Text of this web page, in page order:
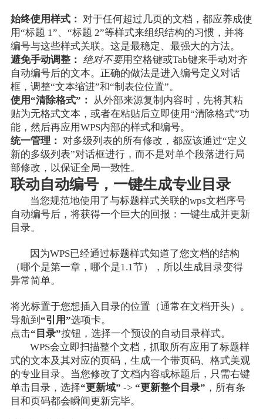
始终使用样式： 对于任何超过几页的文档，都应养成使
用“标题 1”、“标题 2”等样式来组织结构的习惯，并将
编号与这些样式关联。这是最稳定、最强大的方法。
避免手动调整： 绝对不要用空格键或Tab键来手动对齐
自动编号后的文本。正确的做法是进入编号定义对话
框，调整“文本缩进”和“制表位位置”。
使用“清除格式”： 从外部来源复制内容时，先将其粘
贴为无格式文本，或者在粘贴后立即使用“清除格式”功
能，然后再应用WPS内部的样式和编号。
统一管理： 对多级列表的所有修改，都应该通过“定义
新的多级列表”对话框进行，而不是对单个段落进行局
部修改，以保证全局一致性。
联动自动编号，一键生成专业目录
当您规范地使用了与标题样式关联的wps文档序号
自动编号后，将获得一个巨大的回报：一键生成并更新
目录。
因为WPS已经通过标题样式知道了您文档的结构
（哪个是第一章，哪个是1.1节），所以生成目录变得
异常简单。
将光标置于您想插入目录的位置（通常在文档开头）。
导航到 “引用”选项卡。
点击“目录”按钮，选择一个预设的自动目录样式。
WPS会立即扫描整个文档，抓取所有应用了标题样
式的文本及其对应的页码，生成一个带页码、格式美观
的专业目录。当您修改了文档内容或标题后，只需右键
单击目录，选择“更新域” -> “更新整个目录” ，所有条
目和页码都会瞬间更新完毕。